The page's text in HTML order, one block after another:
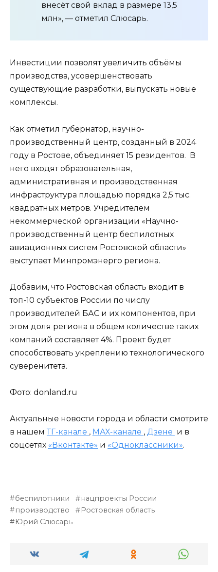
внесёт свой вклад в размере 13,5
млн», — отметил Слюсарь.
Инвестиции позволят увеличить объёмы
производства, усовершенствовать
существующие разработки, выпускать новые
комплексы.
Как отметил губернатор, научно-
производственный центр, созданный в 2024
году в Ростове, объединяет 15 резидентов. В
него входят образовательная,
административная и производственная
инфраструктура площадью порядка 2,5 тыс.
квадратных метров. Учредителем
некоммерческой организации «Научно-
производственный центр беспилотных
авиационных систем Ростовской области»
выступает Минпромэнерго региона.
Добавим, что Ростовская область входит в
топ-10 субъектов России по числу
производителей БАС и их компонентов, при
этом доля региона в общем количестве таких
компаний составляет 4%. Проект будет
способствовать укреплению технологического
суверенитета.
Фото: donland.ru
Актуальные новости города и области смотрите
в нашем ТГ-канале , МАХ-канале , Дзене и в
соцсетях «Вконтакте» и «Одноклассники».
беспилотники
нацпроекты России
производство
Ростовская область
Юрий Слюсарь